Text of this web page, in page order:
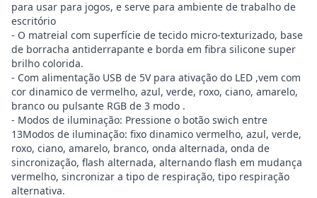
para usar para jogos, e serve para ambiente de trabalho de
escritório
- O matreial com superfície de tecido micro-texturizado, base
de borracha antiderrapante e borda em fibra silicone super
brilho colorida.
- Com alimentação USB de 5V para ativação do LED ,vem com
cor dinamico de vermelho, azul, verde, roxo, ciano, amarelo,
branco ou pulsante RGB de 3 modo .
- Modos de iluminação: Pressione o botão swich entre
13Modos de iluminação: fixo dinamico vermelho, azul, verde,
roxo, ciano, amarelo, branco, onda alternada, onda de
sincronização, flash alternada, alternando flash em mudança
vermelho, sincronizar a tipo de respiração, tipo respiração
alternativa.